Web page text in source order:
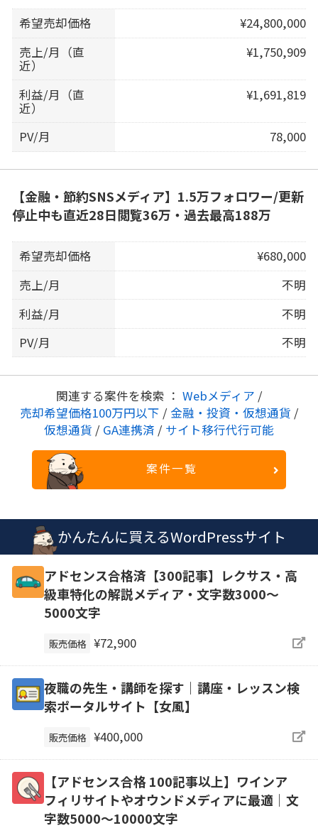
希望売却価格
¥24,800,000
売上/月（直
近）
¥1,750,909
利益/月（直
近）
¥1,691,819
PV/月 78,000
【金融・節約SNSメディア】1.5万フォロワー/更新
停止中も直近28日閲覧36万・過去最高188万
希望売却価格
¥680,000
売上/月
不明
利益/月
不明
PV/月
不明
関連する案件を検索 ： Webメディア /
売却希望価格100万円以下 / 金融・投資・仮想通貨 /
仮想通貨 / GA連携済 / サイト移行代行可能
案件一覧
かんたんに買えるWordPressサイト
アドセンス合格済【300記事】レクサス・高
級車特化の解説メディア・文字数3000～
5000文字
販売価格 ¥72,900
夜職の先生・講師を探す｜講座・レッスン検
索ポータルサイト【女風】
販売価格 ¥400,000
【アドセンス合格 100記事以上】ワインア
フィリサイトやオウンドメディアに最適｜文
字数5000～10000文字